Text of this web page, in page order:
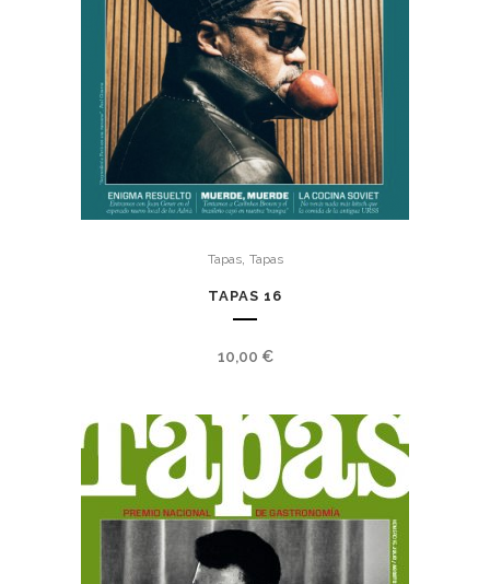
Tapas, Tapas
TAPAS 16
10,00 €